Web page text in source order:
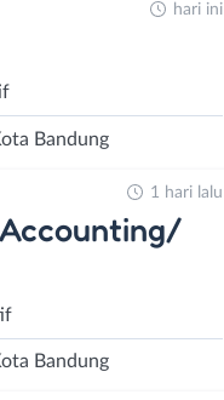
Bandung
hari ini
Bandung
1 hari lalu